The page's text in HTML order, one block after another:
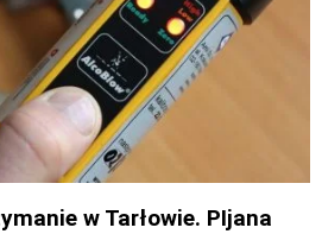
w Tarłowie. PIjana